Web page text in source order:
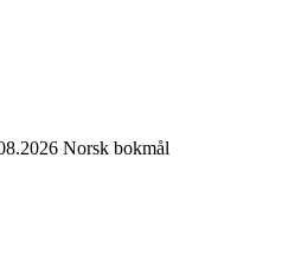
Norsk bokmål